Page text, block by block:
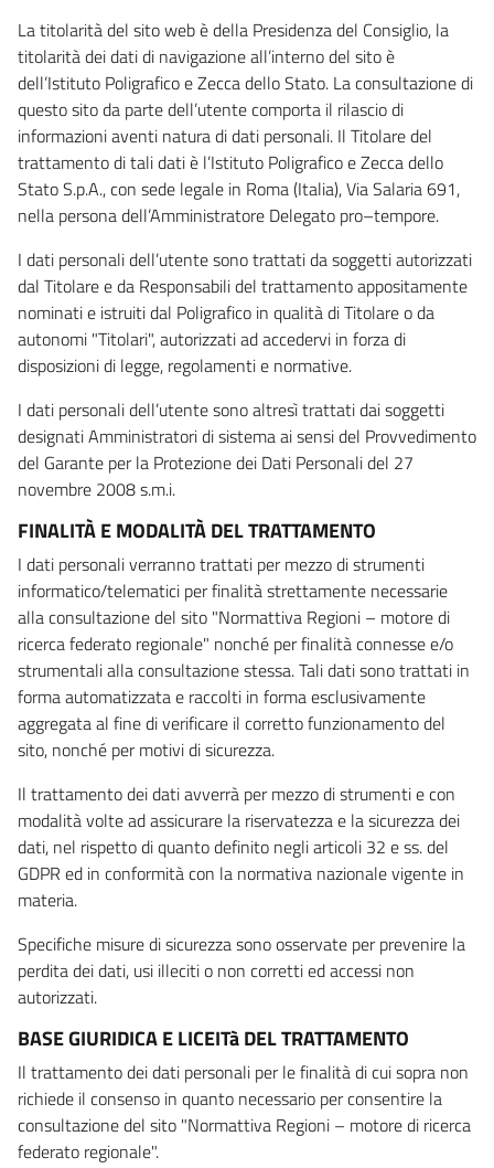
La titolarità del sito web è della Presidenza del Consiglio, la
titolarità dei dati di navigazione all’interno del sito è
dell’Istituto Poligrafico e Zecca dello Stato. La consultazione di
questo sito da parte dell’utente comporta il rilascio di
informazioni aventi natura di dati personali. Il Titolare del
trattamento di tali dati è l’Istituto Poligrafico e Zecca dello
Stato S.p.A., con sede legale in Roma (Italia), Via Salaria 691,
nella persona dell’Amministratore Delegato pro–tempore.
I dati personali dell’utente sono trattati da soggetti autorizzati
dal Titolare e da Responsabili del trattamento appositamente
nominati e istruiti dal Poligrafico in qualità di Titolare o da
autonomi "Titolari", autorizzati ad accedervi in forza di
disposizioni di legge, regolamenti e normative.
I dati personali dell’utente sono altresì trattati dai soggetti
designati Amministratori di sistema ai sensi del Provvedimento
del Garante per la Protezione dei Dati Personali del 27
novembre 2008 s.m.i.
FINALITÀ E MODALITÀ DEL TRATTAMENTO
I dati personali verranno trattati per mezzo di strumenti
informatico/telematici per finalità strettamente necessarie
alla consultazione del sito "Normattiva Regioni – motore di
ricerca federato regionale" nonché per finalità connesse e/o
strumentali alla consultazione stessa. Tali dati sono trattati in
forma automatizzata e raccolti in forma esclusivamente
aggregata al fine di verificare il corretto funzionamento del
sito, nonché per motivi di sicurezza.
Il trattamento dei dati avverrà per mezzo di strumenti e con
modalità volte ad assicurare la riservatezza e la sicurezza dei
dati, nel rispetto di quanto definito negli articoli 32 e ss. del
GDPR ed in conformità con la normativa nazionale vigente in
materia.
Specifiche misure di sicurezza sono osservate per prevenire la
perdita dei dati, usi illeciti o non corretti ed accessi non
autorizzati.
BASE GIURIDICA E LICEITà DEL TRATTAMENTO
Il trattamento dei dati personali per le finalità di cui sopra non
richiede il consenso in quanto necessario per consentire la
consultazione del sito "Normattiva Regioni – motore di ricerca
federato regionale".